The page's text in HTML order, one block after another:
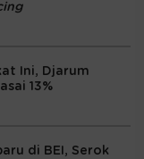
Ini, Djarum
13%
di BEI, Serok